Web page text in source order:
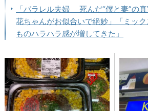
「パラレル夫婦 死んだ“僕と妻”の
花ちゃんがお似合いで絶妙」「ミッ
ものハラハラ感が増してきた」